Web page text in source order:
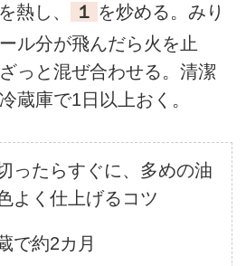
熱し、 １ を炒める。みり
ル分が飛んだら火を止
っと混ぜ合わせる。清潔
蔵庫で1日以上おく。
ったらすぐに、多めの油
よく仕上げるコツ
で約2カ月